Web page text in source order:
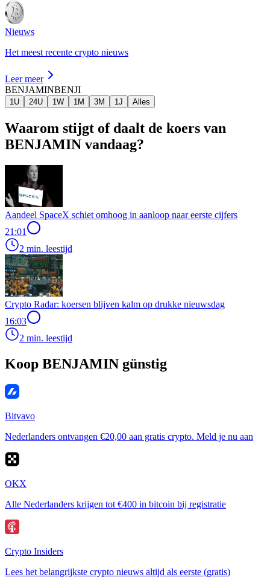
Nieuws
Het meest recente crypto nieuws
Leer meer
BENJAMINBENJI
1U 24U 1W 1M 3M 1J Alles
Waarom stijgt of daalt de koers van
BENJAMIN vandaag?
Aandeel SpaceX schiet omhoog in aanloop naar eerste cijfers
21:01
2 min. leestijd
Crypto Radar: koersen blijven kalm op drukke nieuwsdag
16:03
2 min. leestijd
Koop BENJAMIN günstig
Bitvavo
Nederlanders ontvangen €20,00 aan gratis crypto. Meld je nu aan
OKX
Alle Nederlanders krijgen tot €400 in bitcoin bij registratie
Crypto Insiders
Lees het belangrijkste crypto nieuws altijd als eerste (gratis)